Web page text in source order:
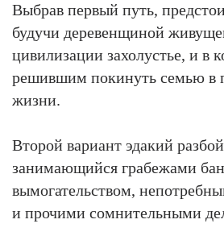
Выбрав первый путь,
будучи деревенщиной
цивилизации захолустье, и в
решившим покинуть семью в
жизни.
Второй вариант эдакий
занимающийся грабежами
вымогательством,
и прочими сомнительными